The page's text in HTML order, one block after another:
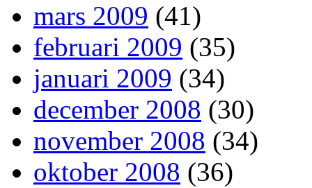
mars 2009 (41)
februari 2009 (35)
januari 2009 (34)
december 2008 (30)
november 2008 (34)
oktober 2008 (36)